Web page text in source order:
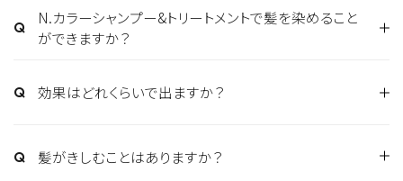
N.カラーシャンプー&トリートメントで髪を染めること
ができますか？
いる染料は塩基性染料、HC染料、直接染料の３種類で
す。
トリートメントが髪をコーディングして染料の流出をお
さえるという特長があり、一緒に使うのがおすすめで
効果はどれくらいで出ますか？
実感できます。1、2日ではほとんど違いがわかりません
す。
髪がきしむことはありますか？
もし気になる場合は、シャンプーとトリートメントの間